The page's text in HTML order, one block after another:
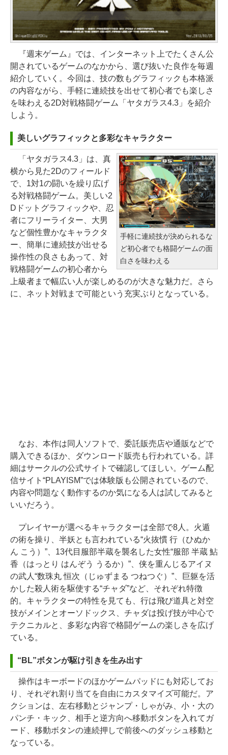
『週末ゲーム』では、インターネット上でたくさん公
開されているゲームのなかから、選び抜いた良作を毎週
紹介していく。今回は、技の数もグラフィックも本格派
の内容ながら、手軽に連続技を出せて初心者でも楽しさ
を味わえる2D対戦格闘ゲーム「ヤタガラス4.3」を紹介
しよう。
美しいグラフィックと多彩なキャラクター
手軽に連続技が決められるな
ど初心者でも格闘ゲームの面
白さを味わえる
「ヤタガラス4.3」は、真
横から見た2Dのフィールド
で、1対1の闘いを繰り広げ
る対戦格闘ゲーム。美しい2
Dドットグラフィックや、忍
者にフリーライター、大男
など個性豊かなキャラクタ
ー、簡単に連続技が出せる
操作性の良さもあって、対
戦格闘ゲームの初心者から
上級者まで幅広い人が楽しめるのが大きな魅力だ。さら
に、ネット対戦まで可能という充実ぶりとなっている。
なお、本作は同人ソフトで、委託販売店や通販などで
購入できるほか、ダウンロード販売も行われている。詳
細はサークルの公式サイトで確認してほしい。ゲーム配
信サイト“PLAYISM”では体験版も公開されているので、
内容や問題なく動作するのか気になる人は試してみると
いいだろう。
プレイヤーが選べるキャラクターは全部で8人。火遁
の術を操り、半妖とも言われている“火抜慣 行（ひぬか
ん こう）”、13代目服部半蔵を襲名した女性“服部 半蔵 鮎
香（はっとり はんぞう うるか）”、侠を重んじるアイヌ
の武人“数珠丸 恒次（じゅずまる つねつぐ）”、巨躯を活
かした殺人術を駆使する“チャダ”など、それぞれ特徴
的。キャラクターの特性を見ても、行は飛び道具と対空
技がメインとオーソドックス、チャダは投げ技が中心で
テクニカルと、多彩な内容で格闘ゲームの楽しさを広げ
ている。
“BL”ボタンが駆け引きを生み出す
操作はキーボードのほかゲームパッドにも対応してお
り、それぞれ割り当てを自由にカスタマイズ可能だ。ア
クションは、左右移動とジャンプ・しゃがみ、小・大の
パンチ・キック、相手と逆方向へ移動ボタンを入れてガ
ード、移動ボタンの連続押しで前後へのダッシュ移動と
なっている。